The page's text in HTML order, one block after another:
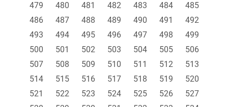
479
480 481 482 483 484
485
486
487 488 489 490 491
492
493
494 495 496 497 498
499
500
501 502 503 504 505
506
507
508 509 510 511 512
513
514
515 516 517 518 519
520
521
522 523 524 525 526
527